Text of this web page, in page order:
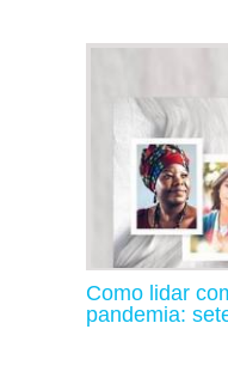
Como lidar
pandemia: